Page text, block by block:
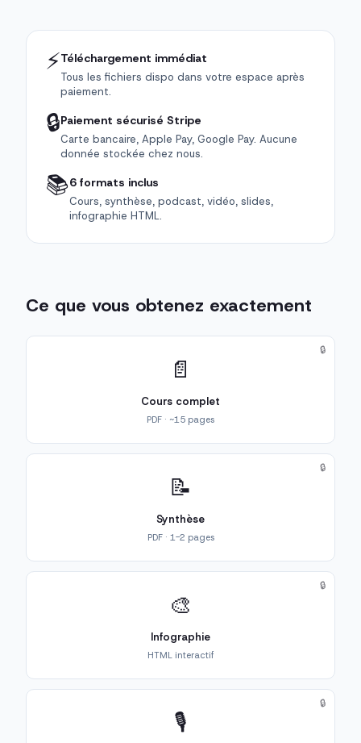
⚡Téléchargement immédiat
Tous les fichiers dispo dans votre espace après
paiement.
🔒Paiement sécurisé Stripe
Carte bancaire, Apple Pay, Google Pay. Aucune
donnée stockée chez nous.
📚6 formats inclus
Cours, synthèse, podcast, vidéo, slides,
infographie HTML.
Ce que vous obtenez exactement
📄
Cours complet
PDF · ~15 pages
🔒
📝
Synthèse
PDF · 1-2 pages
🔒
🎨
Infographie
HTML interactif
🔒
🎙️
🔒